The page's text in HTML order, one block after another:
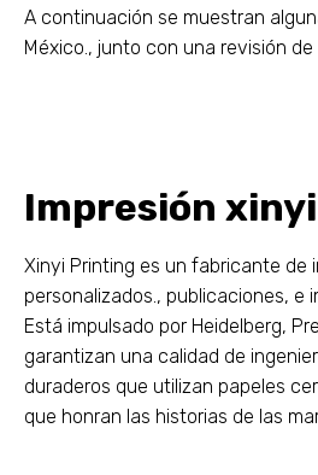
A continuación se muestran
México., junto con una revisión
Impresión xinyi
Xinyi Printing es un fabricante de
personalizados., publicaciones, e
Está impulsado por Heidelberg,
garantizan una calidad de
duraderos que utilizan papeles
que honran las historias de las